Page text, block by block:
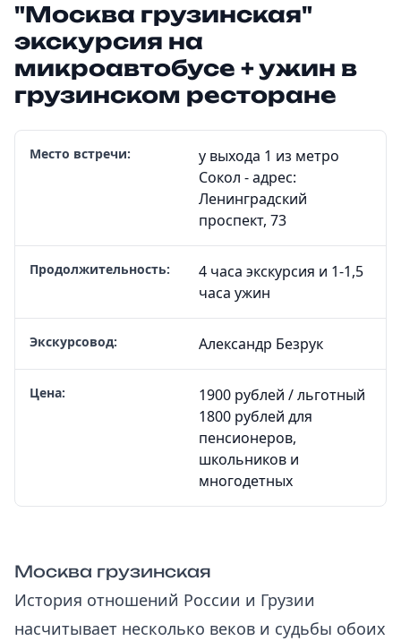
"Москва грузинская"
экскурсия на
микроавтобусе + ужин в
грузинском ресторане
Место встречи:
у выхода 1 из метро
Сокол - адрес:
Ленинградский
проспект, 73
Продолжительность:
4 часа экскурсия и 1-1,5
часа ужин
Экскурсовод: Александр Безрук
Цена:
1900 рублей / льготный
1800 рублей для
пенсионеров,
школьников и
многодетных
Москва грузинская
История отношений России и Грузии
насчитывает несколько веков и судьбы обоих